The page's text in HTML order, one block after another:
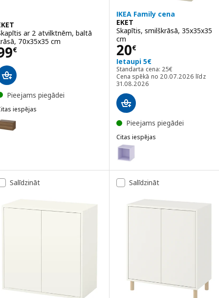
ar 2 atvilktnēm, baltā
70x35x35 cm
€ 99€
Pieejams piegādei
iespējas
EKET, Skapītis ar 2 atvilktnēm, brūnā krāsā riekstkoka
EKET, Skapītis ar 2 atvilktnēm, tumši pelēkā krāsā,
IKEA Family cena
EKET
Skapītis, smilškrāsā, 35x35x35
cm
20€
Cena 20€
Ietaupi 5€
Standarta cena: 25€
Standarta cena: 25€
Cena spēkā no 20.07.2026 līdz
31.08.2026
Pieejams piegādei
Citas iespējas
EKET
Variants: EKET, Skapītis, gaiši
Variants: EKET, Skapītis, baltā
Variants: EKET, Skapītis, balti
Variants: EKET, Skapītis, tumši
Salīdzināt Salīdzināt